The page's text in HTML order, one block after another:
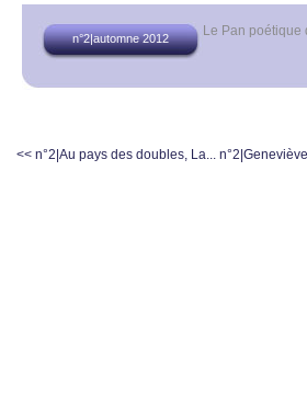
Le Pan poétique
n°2|automne 2012
<< n°2|Au pays des doubles, La...